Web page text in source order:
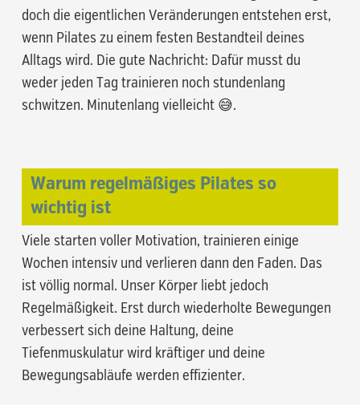
doch die eigentlichen Veränderungen entstehen erst,
wenn Pilates zu einem festen Bestandteil deines
Alltags wird. Die gute Nachricht: Dafür musst du
weder jeden Tag trainieren noch stundenlang
schwitzen. Minutenlang vielleicht 😅.
Warum regelmäßiges Pilates so
wichtig ist
Viele starten voller Motivation, trainieren einige
Wochen intensiv und verlieren dann den Faden. Das
ist völlig normal. Unser Körper liebt jedoch
Regelmäßigkeit. Erst durch wiederholte Bewegungen
verbessert sich deine Haltung, deine
Tiefenmuskulatur wird kräftiger und deine
Bewegungsabläufe werden effizienter.